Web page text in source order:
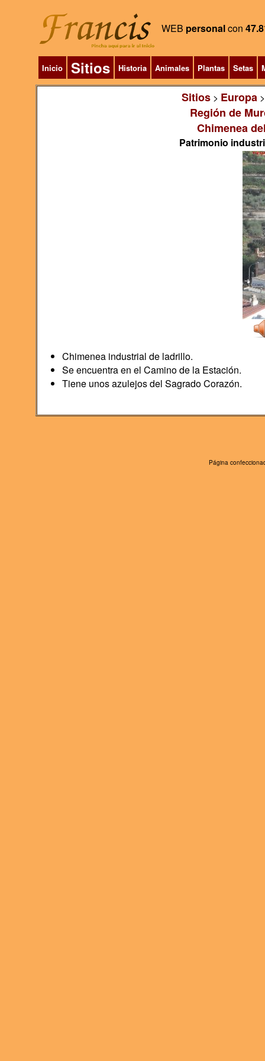
WEB personalcon
Inicio Sitios Historia Animales Plantas Setas
Sitios> Europa
Región de
Chimenea
Patrimonio
Chimenea industrial de ladrillo.
Se encuentra en el Camino de la Estación.
Tiene unos azulejos del Sagrado Corazón.
Página